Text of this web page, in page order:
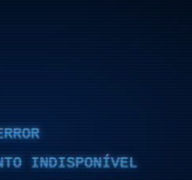
INDISPONÍVEL